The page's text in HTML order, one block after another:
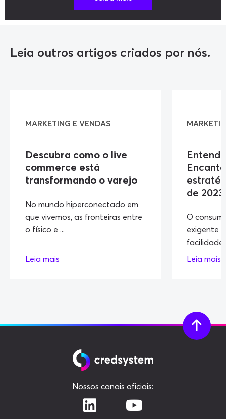
Leia outros artigos criados por nós.
MARKETING E VENDAS
Descubra como o live
commerce está
transformando o varejo
No mundo hiperconectado em
que vivemos, as fronteiras entre
o físico e ...
Leia mais
de 2023
O
exigente
facilidade
Leia mais
Nossos canais oficiais: